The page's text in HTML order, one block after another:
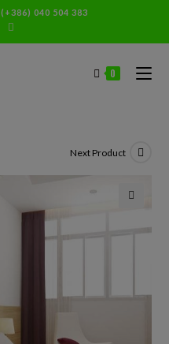
(+386) 040 504 383
0
Next Product